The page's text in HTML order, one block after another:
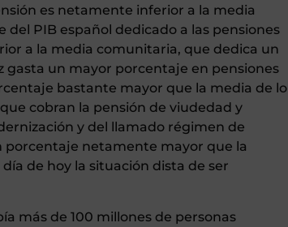
es netamente inferior a la media
PIB español dedicado a las pensiones
a la media comunitaria, que dedica un
gasta un mayor porcentaje en pensiones
bastante mayor que la media de lo
cobran la pensión de viudedad y
y del llamado régimen de
porcentaje netamente mayor que la
de hoy la situación dista de ser
más de 100 millones de personas